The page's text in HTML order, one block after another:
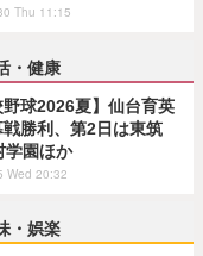
Thu 11:15
・健康
野球2026夏】仙台育英
戦勝利、第2日は東筑
学園ほか
Wed 20:32
・娯楽